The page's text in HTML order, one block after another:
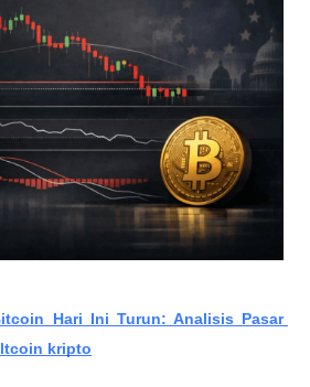
Hari Ini Turun: Analisis Pasar
kripto